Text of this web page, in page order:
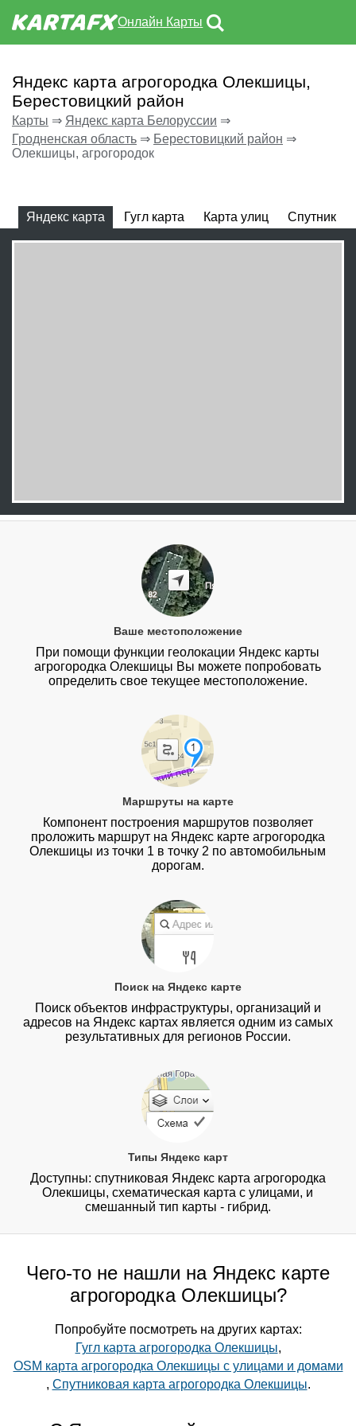
Онлайн Карты
Яндекс карта агрогородка Олекшицы,
Берестовицкий район
Карты ⇒ Яндекс карта Белоруссии ⇒
Гродненская область ⇒ Берестовицкий район ⇒
Олекшицы, агрогородок
Яндекс карта Гугл карта Карта улиц Спутник
Ваше местоположение
При помощи функции геолокации Яндекс карты
агрогородка Олекшицы Вы можете попробовать
определить свое текущее местоположение.
Маршруты на карте
Компонент построения маршрутов позволяет
проложить маршрут на Яндекс карте агрогородка
Олекшицы из точки 1 в точку 2 по автомобильным
дорогам.
Поиск на Яндекс карте
Поиск объектов инфраструктуры, организаций и
адресов на Яндекс картах является одним из самых
результативных для регионов России.
Типы Яндекс карт
Доступны: спутниковая Яндекс карта агрогородка
Олекшицы, схематическая карта с улицами, и
смешанный тип карты - гибрид.
Чего-то не нашли на Яндекс карте
агрогородка Олекшицы?
Попробуйте посмотреть на других картах:
Гугл карта агрогородка Олекшицы,
OSM карта агрогородка Олекшицы с улицами и домами
, Спутниковая карта агрогородка Олекшицы.